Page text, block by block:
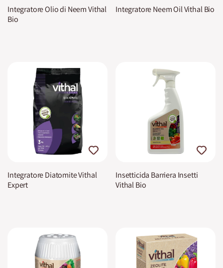
Integratore Olio di Neem Vithal
Bio
Integratore Neem Oil Vithal Bio
Integratore Diatomite Vithal
Expert
Insetticida Barriera Insetti
Vithal Bio